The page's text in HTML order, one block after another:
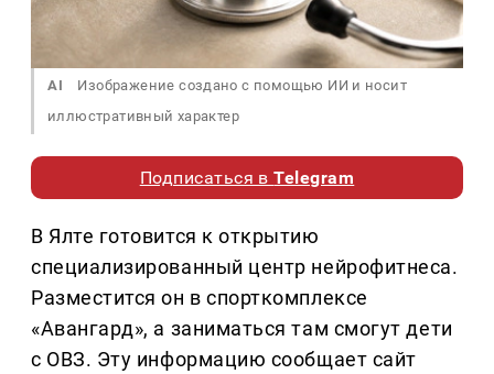
AI
Изображение создано с помощью ИИ и носит
иллюстративный характер
Подписаться вTelegram
В Ялте готовится к открытию
специализированный центр нейрофитнеса.
Разместится он в спорткомплексе
«Авангард», а заниматься там смогут дети
с ОВЗ. Эту информацию сообщает сайт